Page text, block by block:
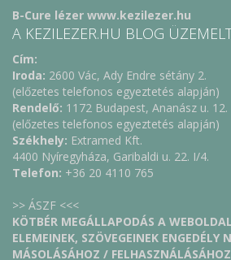
B-Cure lézer www.kezilezer.hu
A KEZILEZER.HU BLOG
Cím:
Iroda: 2600 Vác, Ady Endre sétány 2.
(előzetes telefonos egyeztetés alapján)
Rendelő: 1172 Budapest, Ananász u. 12.
(előzetes telefonos egyeztetés alapján)
Székhely: Extramed Kft.
4400 Nyíregyháza, Garibaldi u. 22. I/4.
Telefon: +36 20 4110 765
>> ÁSZF <<<
KÖTBÉR MEGÁLLAPODÁS A
ELEMEINEK, SZÖVEGEINEK ENGEDÉLY
MÁSOLÁSÁHOZ / FELHASZNÁLÁSÁHOZ